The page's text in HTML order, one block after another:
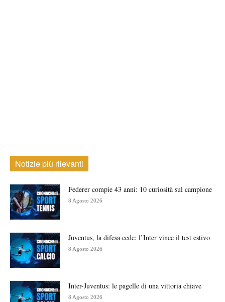
Notizie più rilevanti
Federer compie 43 anni: 10 curiosità sul campione
8 Agosto 2026
Juventus, la difesa cede: l’Inter vince il test estivo
8 Agosto 2026
Inter-Juventus: le pagelle di una vittoria chiave
8 Agosto 2026